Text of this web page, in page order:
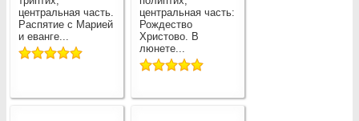
центральная часть.
Распятие с Марией
и еванге...
центральная часть:
Рождество
Христово. В
люнете...